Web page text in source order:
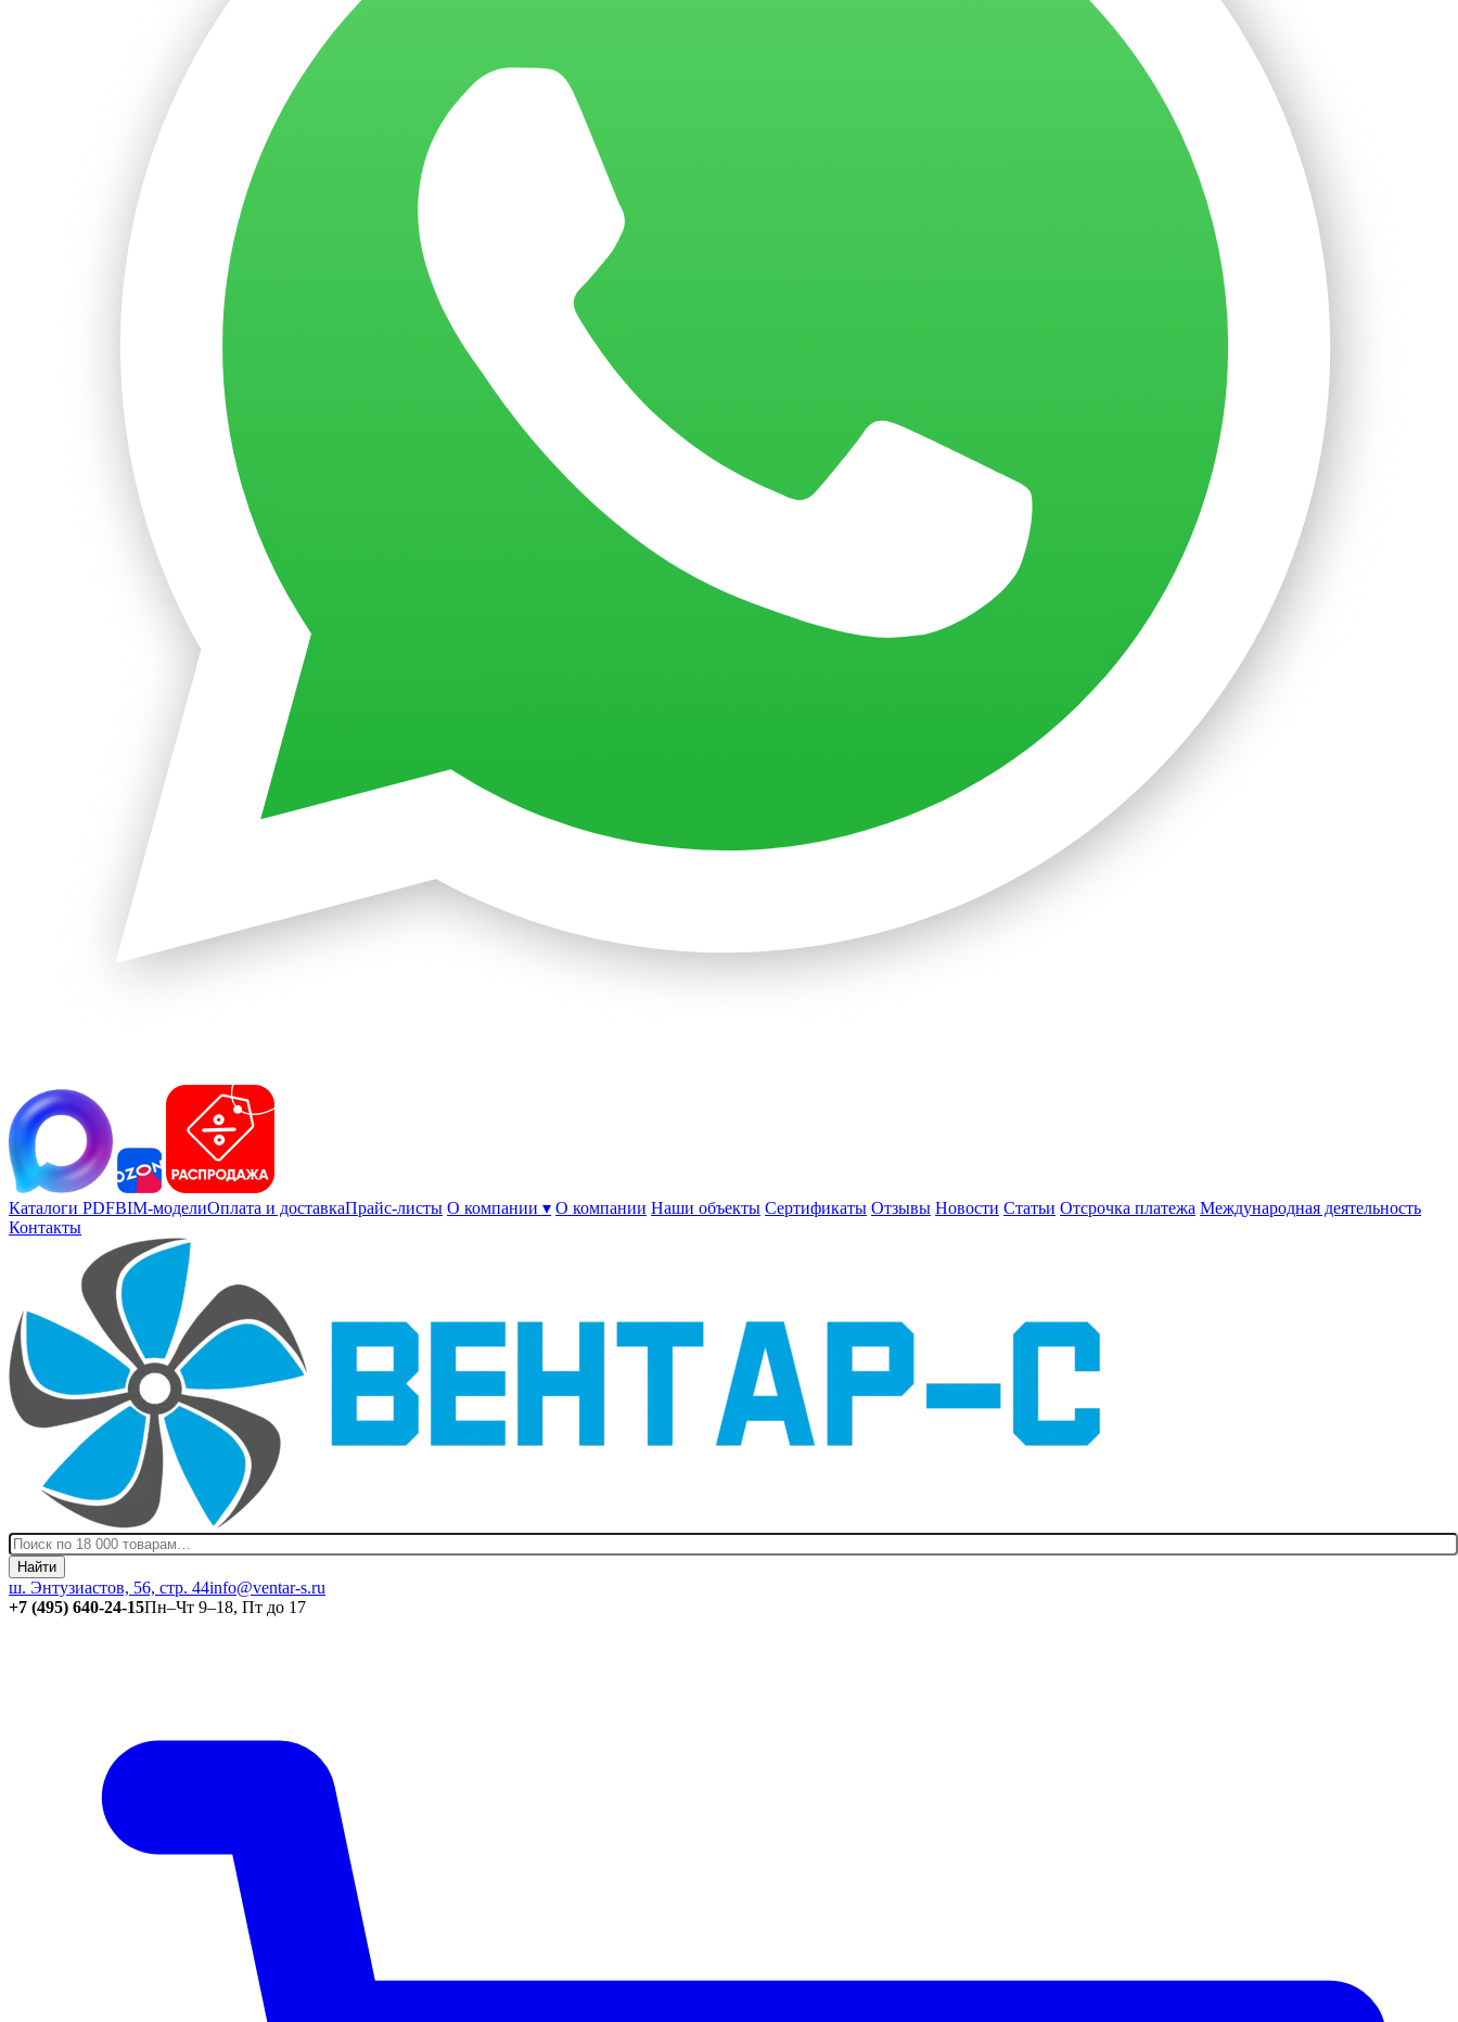
Каталоги PDFBIM-моделиОплата и доставкаПрайс-листы О компании ▾ О компании Наши объекты Сертификаты Отзывы Новости Статьи Отсрочка платежа Международная деятельность
Контакты
Найти
ш. Энтузиастов, 56, стр. 44info@ventar-s.ru
+7 (495) 640-24-15Пн–Чт 9–18, Пт до 17